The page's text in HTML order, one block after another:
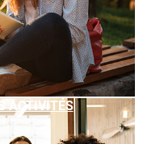
ACTIVITÉS